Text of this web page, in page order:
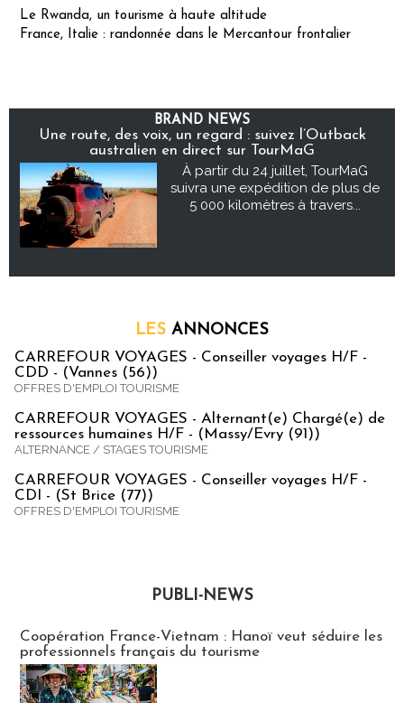
Le Rwanda, un tourisme à haute altitude
France, Italie : randonnée dans le Mercantour frontalier
BRAND NEWS
Une route, des voix, un regard : suivez l’Outback
australien en direct sur TourMaG
À partir du 24 juillet, TourMaG
suivra une expédition de plus de
5 000 kilomètres à travers...
LES ANNONCES
CARREFOUR VOYAGES - Conseiller voyages H/F -
CDD - (Vannes (56))
OFFRES D'EMPLOI TOURISME
CARREFOUR VOYAGES - Alternant(e) Chargé(e) de
ressources humaines H/F - (Massy/Evry (91))
ALTERNANCE / STAGES TOURISME
CARREFOUR VOYAGES - Conseiller voyages H/F -
CDI - (St Brice (77))
OFFRES D'EMPLOI TOURISME
PUBLI-NEWS
Coopération France-Vietnam : Hanoï veut séduire les
professionnels français du tourisme